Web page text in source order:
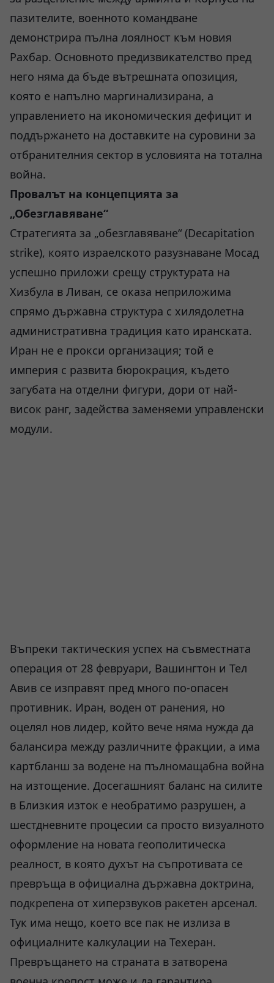
пазителите, военното командване
демонстрира пълна лоялност към новия
Рахбар. Основното предизвикателство пред
него няма да бъде вътрешната опозиция,
която е напълно маргинализирана, а
управлението на икономическия дефицит и
поддържането на доставките на суровини за
отбранителния сектор в условията на тотална
война.
Провалът на концепцията за
„Обезглавяване“
Стратегията за „обезглавяване“ (Decapitation
strike), която израелското разузнаване Мосад
успешно приложи срещу структурата на
Хизбула в Ливан, се оказа неприложима
спрямо държавна структура с хилядолетна
административна традиция като иранската.
Иран не е прокси организация; той е
империя с развита бюрокрация, където
загубата на отделни фигури, дори от най-
висок ранг, задейства заменяеми управленски
модули.
Въпреки тактическия успех на съвместната
операция от 28 февруари, Вашингтон и Тел
Авив се изправят пред много по-опасен
противник. Иран, воден от ранения, но
оцелял нов лидер, който вече няма нужда да
балансира между различните фракции, а има
картбланш за водене на пълномащабна война
на изтощение. Досегашният баланс на силите
в Близкия изток е необратимо разрушен, а
шестдневните процесии са просто визуалното
оформление на новата геополитическа
реалност, в която духът на съпротивата се
превръща в официална държавна доктрина,
подкрепена от хиперзвуков ракетен арсенал.
Тук има нещо, което все пак не излиза в
официалните калкулации на Техеран.
Превръщането на страната в затворена